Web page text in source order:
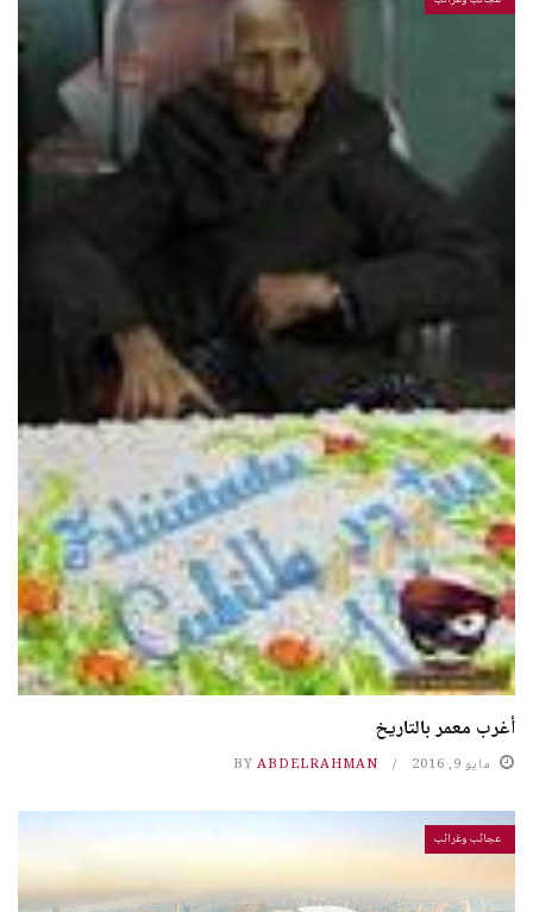
أغرب معمر بالتاريخ
مايو 9, 2016 BY ABDELRAHMAN
عجائب وغرائب